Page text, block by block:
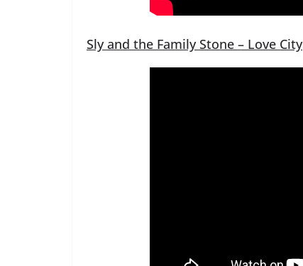
Sly and the Family Stone – Love City